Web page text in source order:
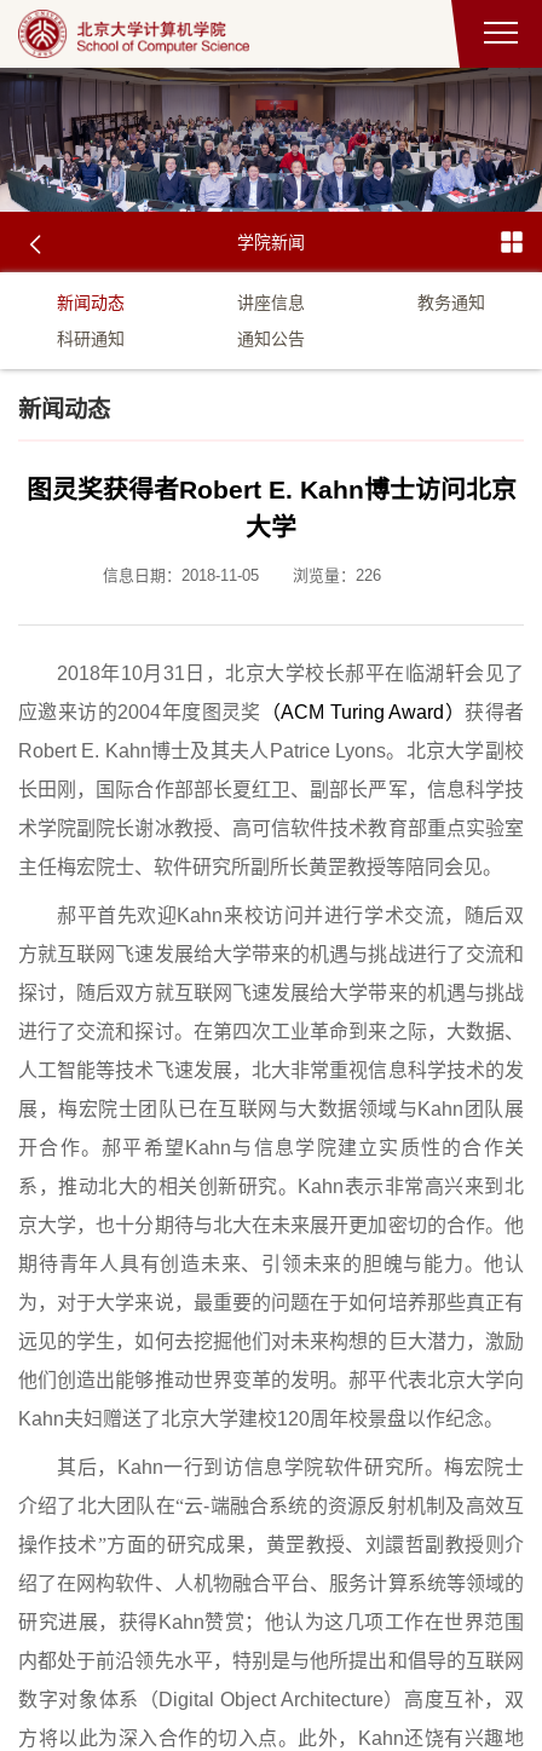
学院新闻
新闻动态 讲座信息
教务通知
科研通知
通知公告
新闻动态
图灵奖获得者Robert E. Kahn博士访问北京
大学
信息日期：2018-11-05 浏览量： 226
2018年10月 31 日，北京大学校长郝平在临湖轩会见了
应邀来访的2004年度图灵奖 （ACM Turing Award ） 获得者
Robert E. Kahn博士及其夫人 Patrice Lyons。北京大学副校
长田刚，国际合作部部长夏红卫、副部长严军，信息科学技
术学院副院长谢冰教授、高可信软件技术教育部重点实验室
主任梅宏院士、软件研究所副所长黄罡教授等陪同会见。
郝平首先欢迎Kahn来校访问并进行学术交流，随后双
方就互联网飞速发展给大学带来的机遇与挑战进行了交流和
探讨，随后双方就互联网飞速发展给大学带来的机遇与挑战
进行了交流和探讨。在第四次工业革命到来之际，大数据、
人工智能等技术飞速发展，北大非常重视信息科学技术的发
展，梅宏院士团队已在互联网与大数据领域与Kahn 团队展
开合作。郝平希望 Kahn与信息学院建立实质性的合作关
系，推动北大的相关创新研究。 Kahn表示非常高兴来到北
京大学，也十分期待与北大在未来展开更加密切的合作。他
期待青年人具有创造未来、引领未来的胆魄与能力。他认
为，对于大学来说，最重要的问题在于如何培养那些真正有
远见的学生，如何去挖掘他们对未来构想的巨大潜力，激励
他们创造出能够推动世界变革的发明。郝平代表北京大学向
Kahn夫妇赠送了北京大学建校120周年校景盘以作纪念。
其后， Kahn一行到访信息学院软件研究所。梅宏院士
介绍了北大团队在“云-端融合系统的资源反射机制及高效互
操作技术”方面的研究成果，黄罡教授、刘譞哲副教授则介
绍了在网构软件、人机物融合平台、服务计算系统等领域的
研究进展，获得Kahn赞赏 ；他认为这几项工作在世界范围
内都处于前沿领先水平，特别是与他所提出和倡导的互联网
数字对象体系（Digital Object Architecture）高度互补，双
方将以此为深入合作的切入点。此外，
Kahn还饶有兴趣地